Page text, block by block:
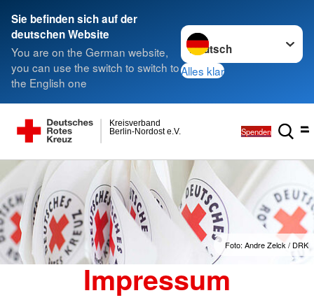
Sie befinden sich auf der
deutschen Website
You are on the German website,
you can use the switch to switch to
the English one
Sprache wechseln zu
Alles klar
Berlin-Nordost e.V.
Kreisverband
Spenden
Foto: Andre Zelck / DRK
Impressum